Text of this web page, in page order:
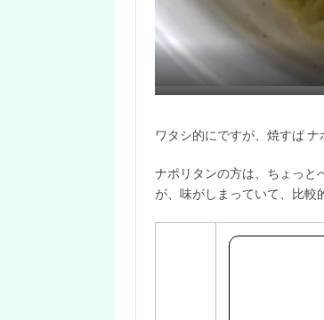
ワタシ的にですが、焼すぱ
ナポリタンの方は、ちょっと
が、味がしまっていて、比較